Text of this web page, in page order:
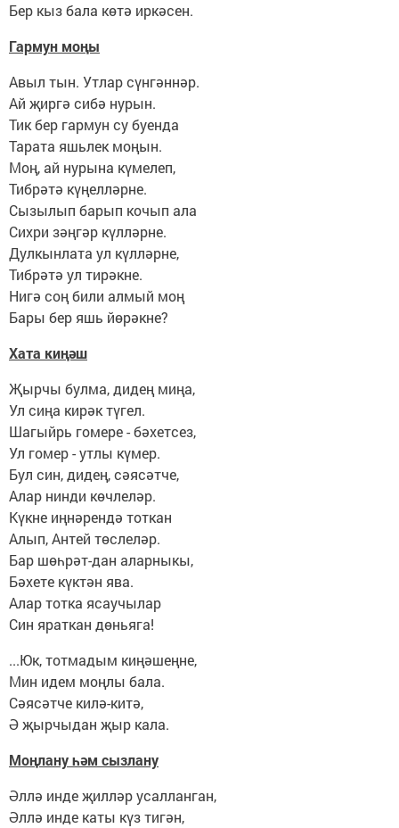
Бер кыз бала көтә иркәсен.
Гармун моңы
Авыл тын. Утлар сүнгәннәр.
Ай җиргә сибә нурын.
Тик бер гармун су буенда
Тарата яшьлек моңын.
Моң, ай нурына күмелеп,
Тибрәтә күңелләрне.
Сызылып барып кочып ала
Сихри зәңгәр күлләрне.
Дулкынлата ул күлләрне,
Тибрәтә ул тирәкне.
Нигә соң били алмый моң
Бары бер яшь йөрәкне?
Хата киңәш
Җырчы булма, дидең миңа,
Ул сиңа кирәк түгел.
Шагыйрь гомере - бәхетсез,
Ул гомер - утлы күмер.
Бул син, дидең, сәясәтче,
Алар нинди көчлеләр.
Күкне иңнәрендә тоткан
Алып, Антей төслеләр.
Бар шөһрәт-дан аларныкы,
Бәхете күктән ява.
Алар тотка ясаучылар
Син яраткан дөньяга!
...Юк, тотмадым киңәшеңне,
Мин идем моңлы бала.
Сәясәтче килә-китә,
Ә җырчыдан җыр кала.
Моңлану һәм сызлану
Әллә инде җилләр усалланган,
Әллә инде каты күз тигән,